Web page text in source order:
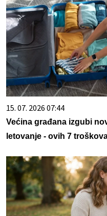
15. 07. 2026 07:44
Većina građana izgubi
letovanje - ovih 7